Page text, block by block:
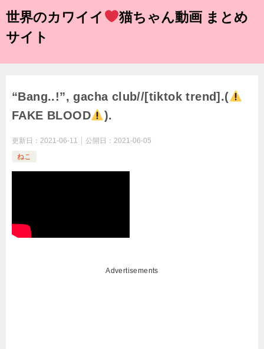
世界のカワイイ
猫ちゃん動画 まとめ
サイト
“Bang..!”, gacha club//[tiktok trend].(
FAKE BLOOD
).
更新日： 2021-06-11 公開日： 2021-06-05
ねこ
Advertisements